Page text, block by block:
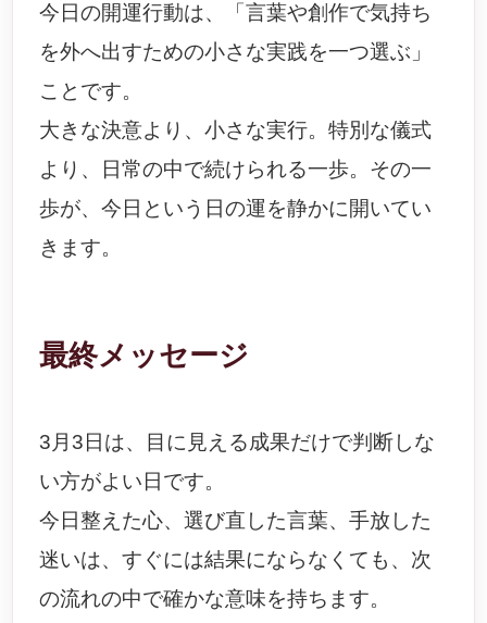
今日の開運行動は、「言葉や創作で気持ち
を外へ出すための小さな実践を一つ選ぶ」
ことです。
大きな決意より、小さな実行。特別な儀式
より、日常の中で続けられる一歩。その一
歩が、今日という日の運を静かに開いてい
きます。
最終メッセージ
3月3日は、目に見える成果だけで判断しな
い方がよい日です。
今日整えた心、選び直した言葉、手放した
迷いは、すぐには結果にならなくても、次
の流れの中で確かな意味を持ちます。